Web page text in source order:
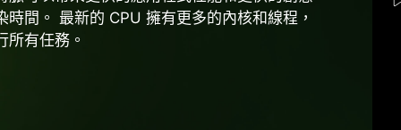
時間。 最新的 CPU 擁有更多的內核和線程，
所有任務。
內存來提升性能和更快的加載時間，提高生產
。
集型任務，例如：線上遊戲、文件傳輸和視訊
從而實現反應更快、效率更高的網路性能。
力可以顯著提高影音編輯或 3D 渲染等高要求
體性能。
連接到更廣泛的設備，使您可以更輕鬆地將大
您的其他設備傳輸到您的桌機。